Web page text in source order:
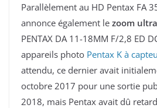
Parallèlement au HD Pentax FA
annonce également le zoom
PENTAX DA 11-18MM F/2,8 ED
appareils photo Pentax K à
attendu, ce dernier avait
octobre 2017 pour une sortie
2018, mais Pentax avait dû